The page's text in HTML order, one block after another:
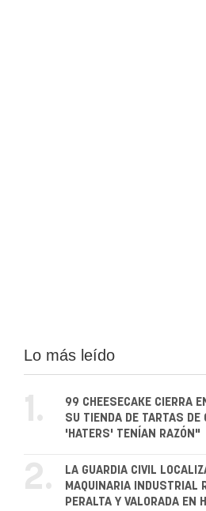
Lo más leído
1.
99 CHEESECAKE CIERRA
SU TIENDA DE TARTAS DE
'HATERS' TENÍAN RAZÓN"
2.
LA GUARDIA CIVIL
MAQUINARIA INDUSTRIAL
PERALTA Y VALORADA EN